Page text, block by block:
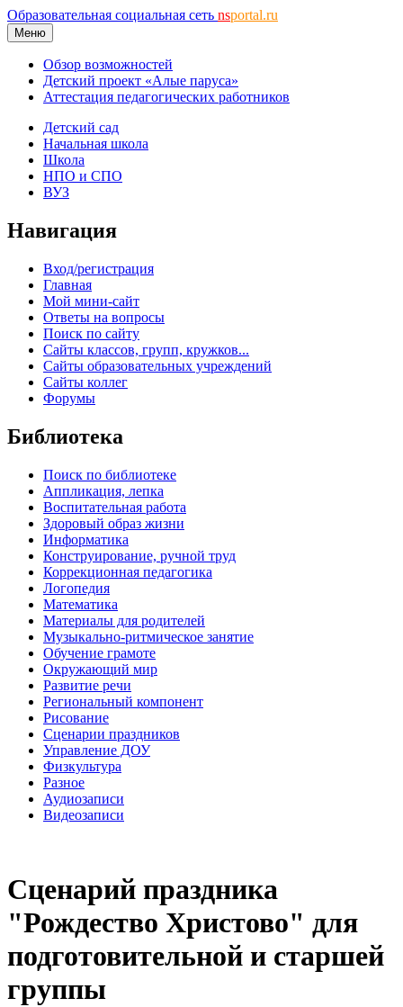
Образовательная социальная сеть nsportal.ru
Меню
Обзор возможностей
Детский проект «Алые паруса»
Аттестация педагогических работников
Детский сад
Начальная школа
Школа
НПО и СПО
ВУЗ
Навигация
Вход/регистрация
Главная
Мой мини-сайт
Ответы на вопросы
Поиск по сайту
Сайты классов, групп, кружков...
Сайты образовательных учреждений
Сайты коллег
Форумы
Библиотека
Поиск по библиотеке
Аппликация, лепка
Воспитательная работа
Здоровый образ жизни
Информатика
Конструирование, ручной труд
Коррекционная педагогика
Логопедия
Математика
Материалы для родителей
Музыкально-ритмическое занятие
Обучение грамоте
Окружающий мир
Развитие речи
Региональный компонент
Рисование
Сценарии праздников
Управление ДОУ
Физкультура
Разное
Аудиозаписи
Видеозаписи
Сценарий праздника
"Рождество Христово" для
подготовительной и старшей
группы